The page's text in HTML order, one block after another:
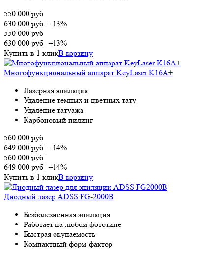
550 000 руб
630 000 руб |–13%
550 000 руб
630 000 руб |–13%
Купить в 1 кликВ корзину
Многофункциональный аппарат KeyLaser K16A+
Лазерная эпиляция
Удаление темных и цветных тату
Удаление татуажа
Карбоновый пилинг
560 000 руб
649 000 руб |–14%
560 000 руб
649 000 руб |–14%
Купить в 1 кликВ корзину
Диодный лазер ADSS FG-2000B
Безболезненная эпиляция
Работает на любом фототипе
Быстрая окупаемость
Компактный форм-фактор